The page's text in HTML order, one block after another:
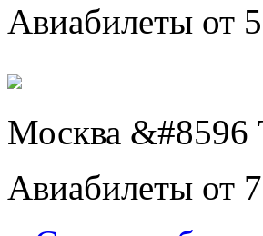
Авиабилеты от
Москва &#8596
Авиабилеты от